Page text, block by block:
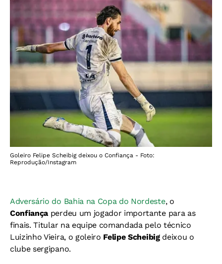
Goleiro Felipe Scheibig deixou o Confiança - Foto:
Reprodução/Instagram
Adversário do Bahia na Copa do Nordeste, o
Confiança perdeu um jogador importante para as
finais. Titular na equipe comandada pelo técnico
Luizinho Vieira, o goleiro Felipe Scheibigdeixou o
clube sergipano.